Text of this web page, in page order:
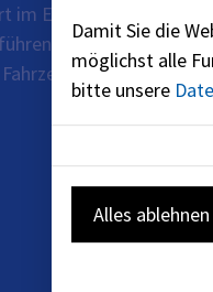
im Erdgeschoss des
Beispielsweise
Damit Sie die
möglichst alle
bitte unsere
Alles ablehnen